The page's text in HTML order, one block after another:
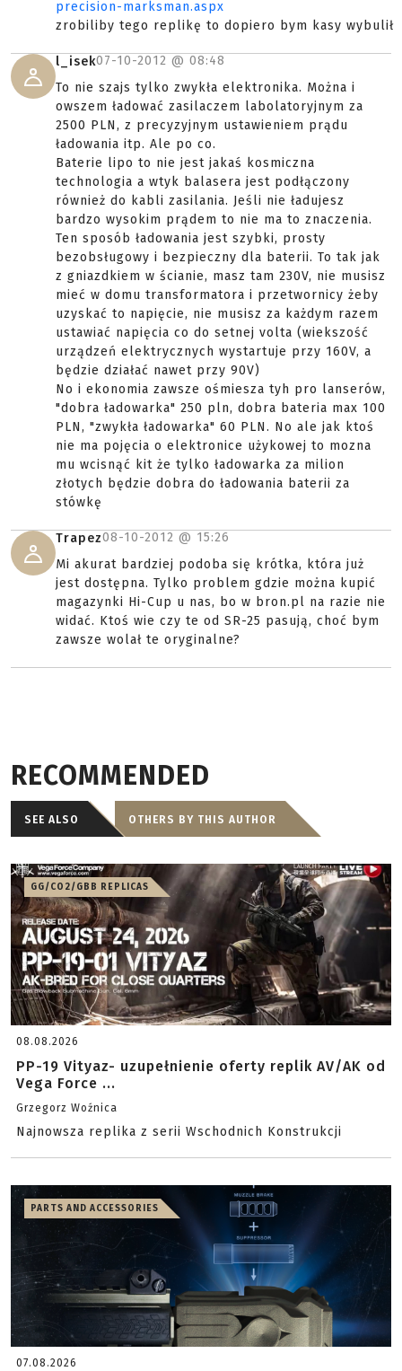
precision-marksman.aspx
zrobiliby tego replikę to dopiero bym kasy wybulił
l_isek07-10-2012 @ 08:48
To nie szajs tylko zwykła elektronika. Można i
owszem ładować zasilaczem labolatoryjnym za
2500 PLN, z precyzyjnym ustawieniem prądu
ładowania itp. Ale po co.
Baterie lipo to nie jest jakaś kosmiczna
technologia a wtyk balasera jest podłączony
również do kabli zasilania. Jeśli nie ładujesz
bardzo wysokim prądem to nie ma to znaczenia.
Ten sposób ładowania jest szybki, prosty
bezobsługowy i bezpieczny dla baterii. To tak jak
z gniazdkiem w ścianie, masz tam 230V, nie musisz
mieć w domu transformatora i przetwornicy żeby
uzyskać to napięcie, nie musisz za każdym razem
ustawiać napięcia co do setnej volta (wiekszość
urządzeń elektrycznych wystartuje przy 160V, a
będzie działać nawet przy 90V)
No i ekonomia zawsze ośmiesza tyh pro lanserów,
"dobra ładowarka" 250 pln, dobra bateria max 100
PLN, "zwykła ładowarka" 60 PLN. No ale jak ktoś
nie ma pojęcia o elektronice użykowej to mozna
mu wcisnąć kit że tylko ładowarka za milion
złotych będzie dobra do ładowania baterii za
stówkę
Trapez08-10-2012 @ 15:26
Mi akurat bardziej podoba się krótka, która już
jest dostępna. Tylko problem gdzie można kupić
magazynki Hi-Cup u nas, bo w bron.pl na razie nie
widać. Ktoś wie czy te od SR-25 pasują, choć bym
zawsze wolał te oryginalne?
RECOMMENDED
SEE ALSO OTHERS BY THIS AUTHOR
GG/CO2/GBB REPLICAS
08.08.2026
PP-19 Vityaz- uzupełnienie oferty replik AV/AK od
Vega Force ...
Grzegorz Woźnica
Najnowsza replika z serii Wschodnich Konstrukcji
PARTS AND ACCESSORIES
07.08.2026